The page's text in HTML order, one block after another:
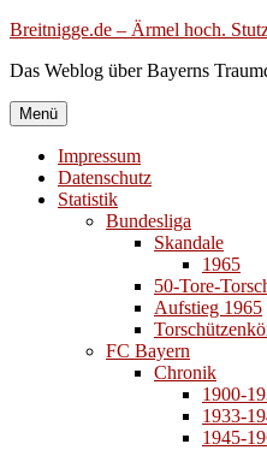
Zum
springen
Breitnigge.de – Ärmel hoch.
Das Weblog über Bayerns
Menü
Impressum
Datenschutz
Statistik
Bundesliga
Skandale
1965
50-Tore-
Aufstieg 1965
FC Bayern
Chronik
1900-
1933-
1945-